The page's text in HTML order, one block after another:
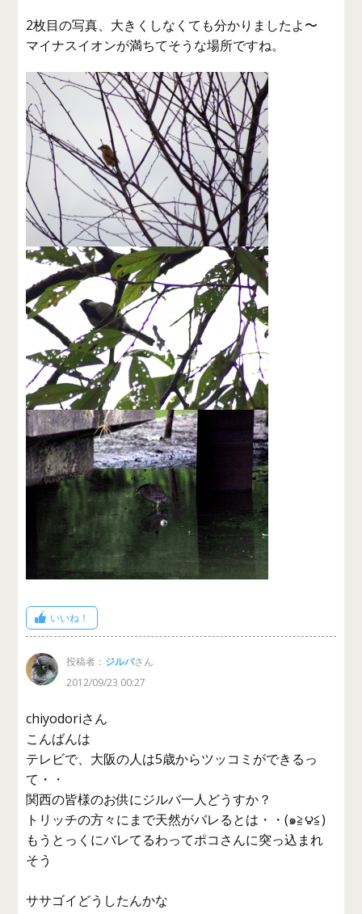
2枚目の写真、大きくしなくても分かりましたよ〜
マイナスイオンが満ちてそうな場所ですね。
いいね！
投稿者： ジルバさん
2012/09/23 00:27
chiyodoriさん
こんばんは
テレビで、大阪の人は5歳からツッコミができるっ
て・・
関西の皆様のお供にジルバ一人どうすか？
トリッチの方々にまで天然がバレるとは・・(๑≧౪≦)
もうとっくにバレてるわってポコさんに突っ込まれ
そう
ササゴイどうしたんかな